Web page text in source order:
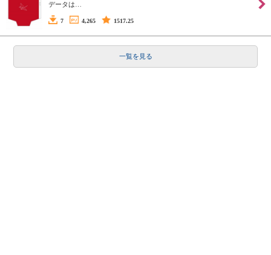
データは…
7 4,265 1517.25
一覧を見る